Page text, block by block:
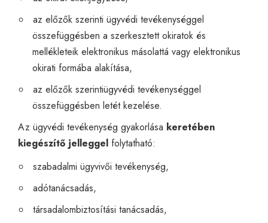
az előzők szerinti ügyvédi tevékenységgel
összefüggésben a szerkesztett okiratok és
mellékleteik elektronikus másolattá vagy elektronikus
okirati formába alakítása,
az előzők szerintiügyvédi tevékenységgel
összefüggésben letét kezelése.
Az ügyvédi tevékenység gyakorlása keretében
kiegészítő jelleggel folytatható:
szabadalmi ügyvivői tevékenység,
adótanácsadás,
társadalombiztosítási tanácsadás,